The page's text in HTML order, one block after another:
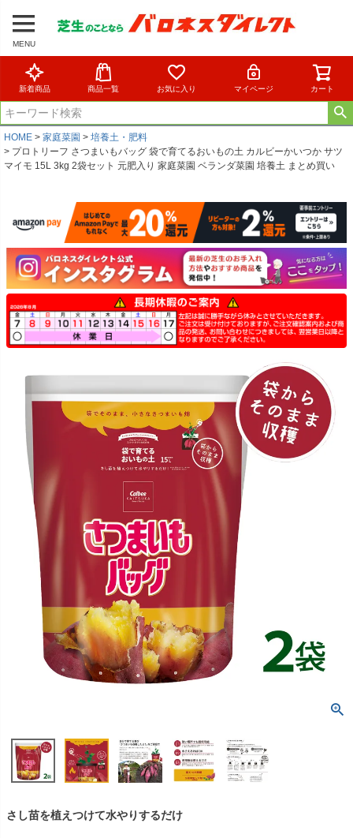
MENU
新着商品 商品一覧 お気に入り マイページ カート
HOME 家庭菜園
培養土・肥料
プロトリーフ さつまいもバッグ 袋で育てるおいもの土 カルビーかいつか サツ
マイモ 15L 3kg 2袋セット 元肥入り 家庭菜園 ベランダ菜園 培養土 まとめ買い
さし苗を植えつけて水やりするだけ